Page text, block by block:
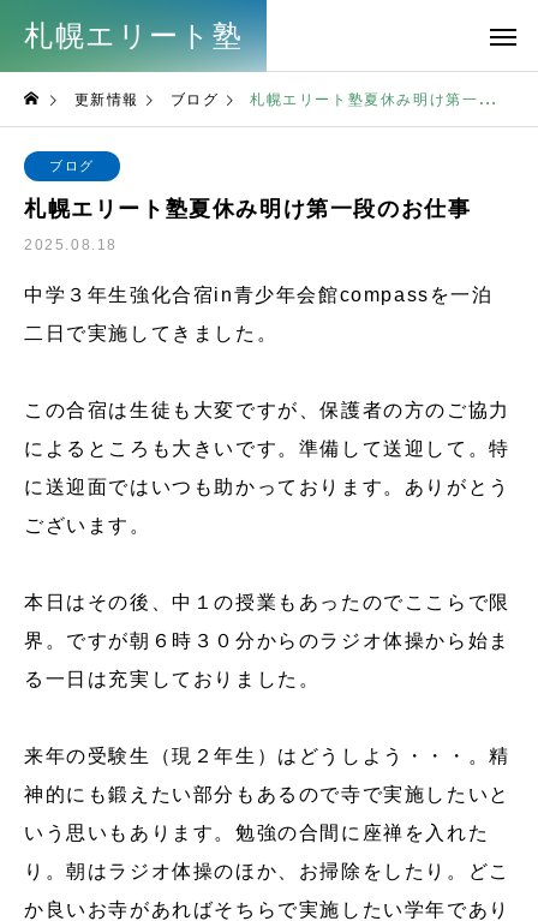
札幌エリート塾
更新情報 ブログ 札幌エリート塾夏休み明け第一段のお仕事
ブログ
札幌エリート塾夏休み明け第一段のお仕事
2025.08.18
中学３年生強化合宿in青少年会館compassを一泊
二日で実施してきました。
この合宿は生徒も大変ですが、保護者の方のご協力
によるところも大きいです。準備して送迎して。特
に送迎面ではいつも助かっております。ありがとう
ございます。
本日はその後、中１の授業もあったのでここらで限
界。ですが朝６時３０分からのラジオ体操から始ま
る一日は充実しておりました。
来年の受験生（現２年生）はどうしよう・・・。精
神的にも鍛えたい部分もあるので寺で実施したいと
いう思いもあります。勉強の合間に座禅を入れた
り。朝はラジオ体操のほか、お掃除をしたり。どこ
か良いお寺があればそちらで実施したい学年であり